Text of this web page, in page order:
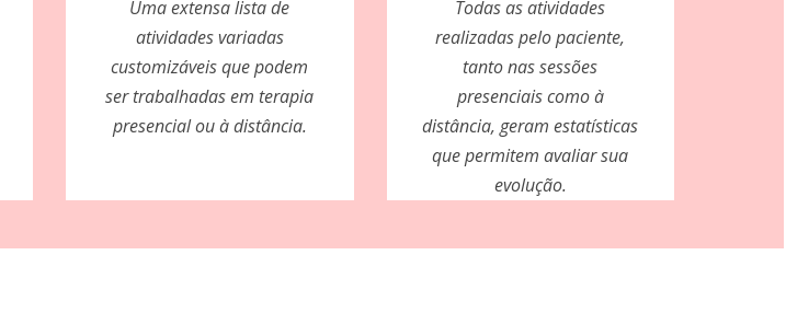
Uma extensa lista de
atividades variadas
customizáveis que podem
ser trabalhadas em terapia
presencial ou à distância.
Todas as atividades
realizadas pelo paciente,
tanto nas sessões
presenciais como à
distância, geram estatísticas
que permitem avaliar sua
evolução.